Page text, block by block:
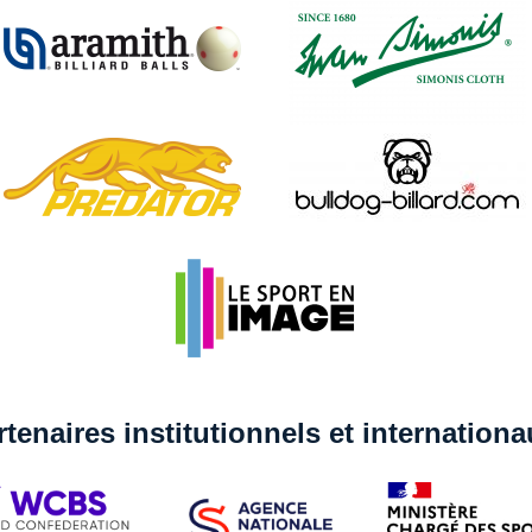
institutionnels et